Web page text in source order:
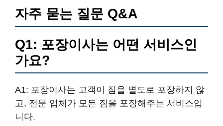
자주 묻는 질문 Q&A
Q1: 포장이사는 어떤 서비스인
가요?
A1: 포장이사는 고객이 짐을 별도로 포장하지 않
고, 전문 업체가 모든 짐을 포장해주는 서비스입
니다.